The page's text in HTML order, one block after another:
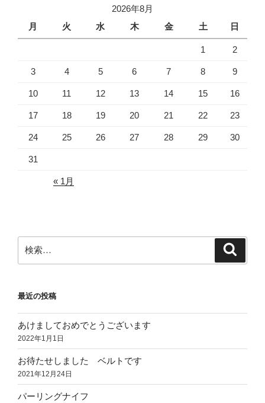
ョ
2026年8月
月
火 水 木 金 土 日
1 2
3 4 5 6 7 8 9
10 11 12 13 14 15 16
17 18 19 20 21 22 23
24 25 26 27 28 29 30
31
« 1月
索:
最近の投稿
あけましておめでとうございます
2022年1月1日
お待たせしました ベルトです
2021年12月24日
パーリングナイフ